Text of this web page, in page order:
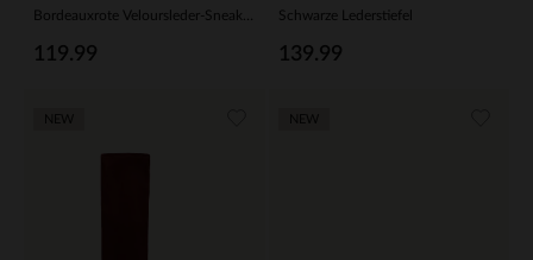
119.99
Schwarze Lederstiefel
139.99